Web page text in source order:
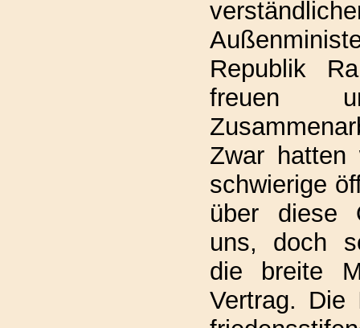
Republik
freuen
Zwar
schwierige
über diese
uns, doch
die breite
Vertrag. Die